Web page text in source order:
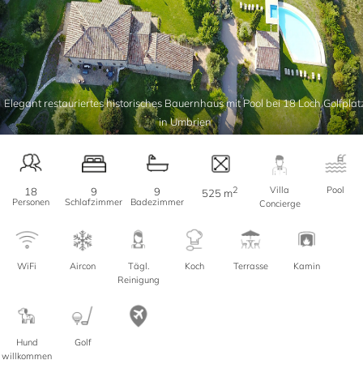
Elegant restauriertes historisches Bauernhaus mit Pool bei 18 Loch
in Umbrien
18
Personen
9
Schlafzimmer
9
Badezimmer
525 m2
Villa
Concierge
Pool
WiFi Aircon
Tägl.
Reinigung
Koch Terrasse Kamin
Hund
willkommen
Golf